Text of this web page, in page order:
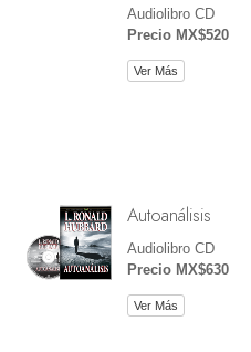
Audiolibro CD
Precio MX$520
Ver Más
Autoanálisis
Audiolibro CD
Precio MX$630
Ver Más